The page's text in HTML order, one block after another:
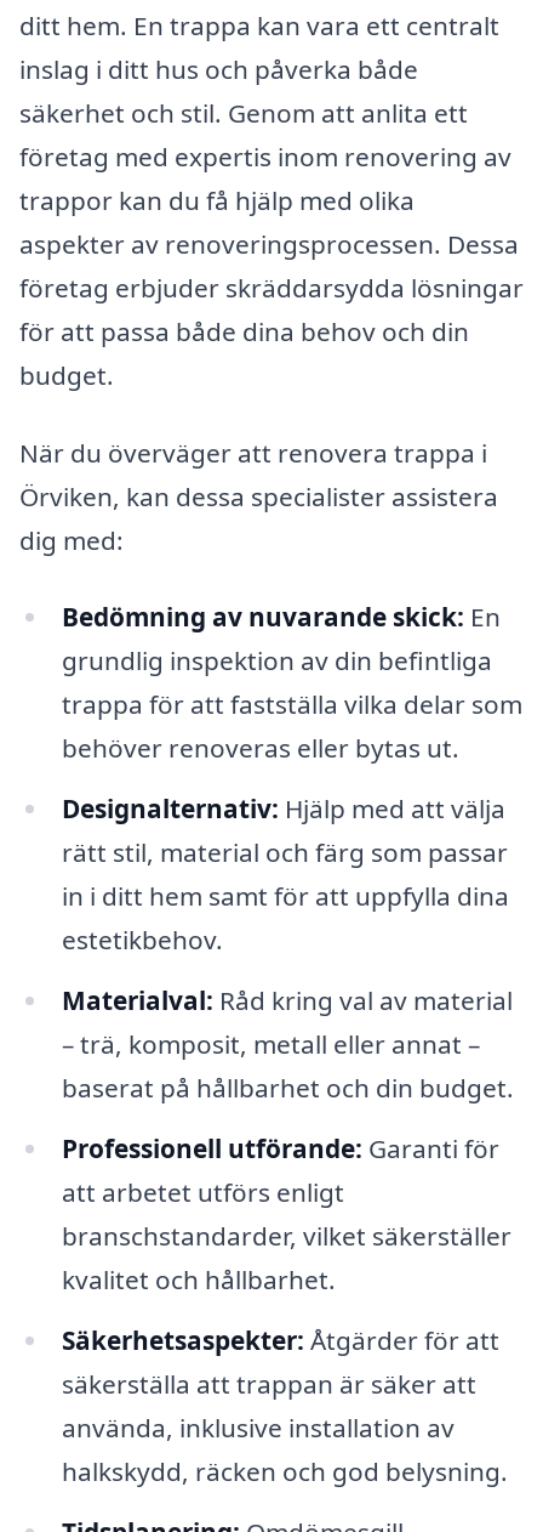
ditt hem. En trappa kan vara ett centralt
inslag i ditt hus och påverka både
säkerhet och stil. Genom att anlita ett
företag med expertis inom renovering av
trappor kan du få hjälp med olika
aspekter av renoveringsprocessen. Dessa
företag erbjuder skräddarsydda lösningar
för att passa både dina behov och din
budget.
När du överväger att renovera trappa i
Örviken, kan dessa specialister assistera
dig med:
Bedömning av nuvarande skick: En
grundlig inspektion av din befintliga
trappa för att fastställa vilka delar som
behöver renoveras eller bytas ut.
Designalternativ: Hjälp med att välja
rätt stil, material och färg som passar
in i ditt hem samt för att uppfylla dina
estetikbehov.
Materialval: Råd kring val av material
– trä, komposit, metall eller annat –
baserat på hållbarhet och din budget.
Professionell utförande: Garanti för
att arbetet utförs enligt
branschstandarder, vilket säkerställer
kvalitet och hållbarhet.
Säkerhetsaspekter: Åtgärder för att
säkerställa att trappan är säker att
använda, inklusive installation av
halkskydd, räcken och god belysning.